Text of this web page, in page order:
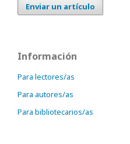
Enviar un artículo
Información
Para lectores/as
Para autores/as
Para bibliotecarios/as